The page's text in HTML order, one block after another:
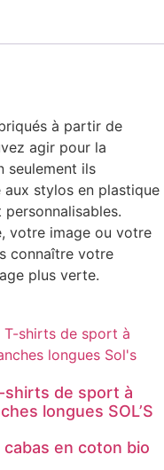
à partir de
agir pour la
seulement ils
stylos en plastique
votre image ou votre
connaître votre
plus verte.
shirts de sport à
longues SOL’S
cabas en coton bio